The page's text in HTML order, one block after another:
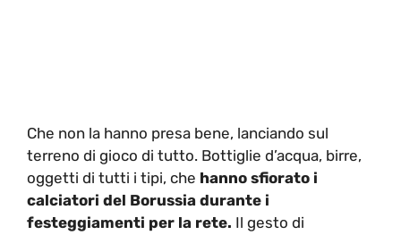
Che non la hanno presa bene, lanciando sul
terreno di gioco di tutto. Bottiglie d’acqua, birre,
oggetti di tutti i tipi, che hanno sfiorato i
calciatori del Borussia durante i
festeggiamenti per la rete. Il gesto di